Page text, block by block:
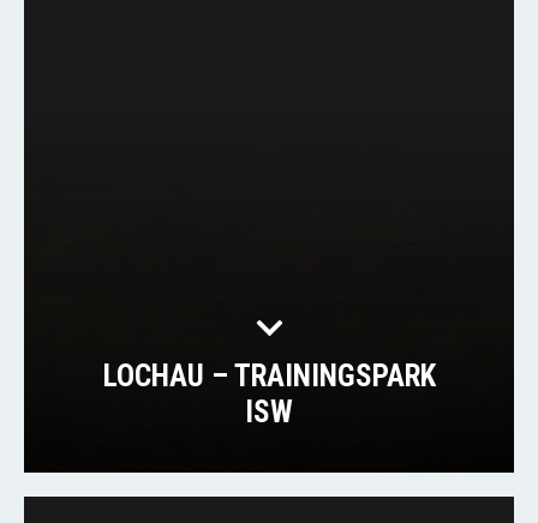
LOCHAU – TRAININGSPARK
ISW